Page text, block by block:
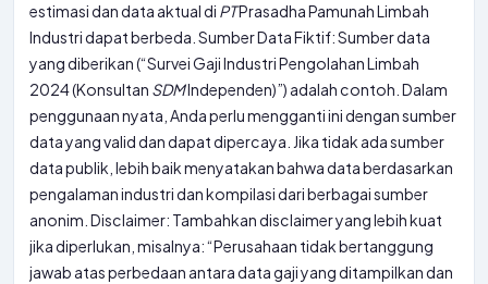
estimasi dan data aktual di PTPrasadha Pamunah Limbah
Industri dapat berbeda. Sumber Data Fiktif: Sumber data
yang diberikan (“Survei Gaji Industri Pengolahan Limbah
2024 (Konsultan SDMIndependen)”) adalah contoh. Dalam
penggunaan nyata, Anda perlu mengganti ini dengan sumber
data yang valid dan dapat dipercaya. Jika tidak ada sumber
data publik, lebih baik menyatakan bahwa data berdasarkan
pengalaman industri dan kompilasi dari berbagai sumber
anonim. Disclaimer: Tambahkan disclaimer yang lebih kuat
jika diperlukan, misalnya: “Perusahaan tidak bertanggung
jawab atas perbedaan antara data gaji yang ditampilkan dan